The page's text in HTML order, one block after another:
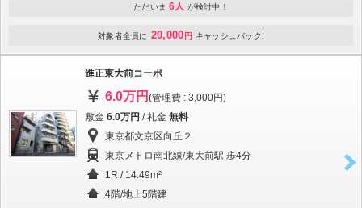
ただいま 6人 が検討中！
対象者全員に 20,000 円 キャッシュバック!
進正東大前コーポ
6.0万円 (管理費 : 3,000円)
敷金 6.0万円 / 礼金 無料
東京都文京区向丘２
東京メトロ南北線/東大前駅 歩4分
1R / 14.49m²
4階/地上5階建